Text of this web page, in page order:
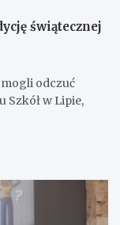
świątecznej
odczuć
Szkół w Lipie,